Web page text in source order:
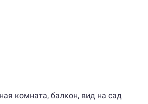
комната, балкон, вид на сад